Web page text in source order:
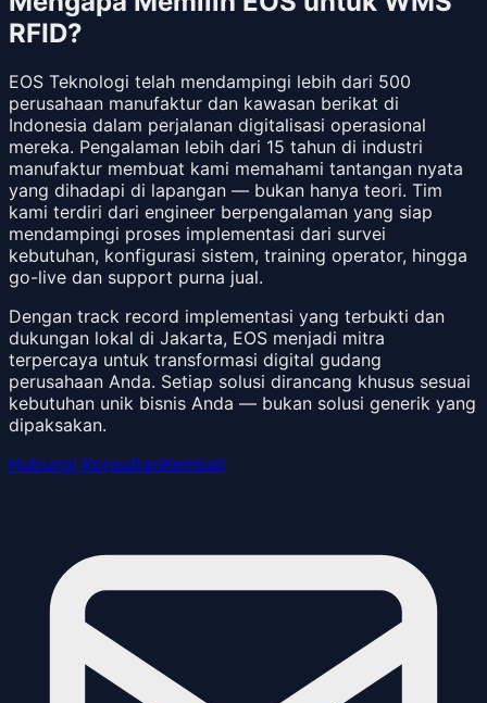
RFID?
EOS Teknologi telah mendampingi lebih dari 500
perusahaan manufaktur dan kawasan berikat di
Indonesia dalam perjalanan digitalisasi operasional
mereka. Pengalaman lebih dari 15 tahun di industri
manufaktur membuat kami memahami tantangan nyata
yang dihadapi di lapangan — bukan hanya teori. Tim
kami terdiri dari engineer berpengalaman yang siap
mendampingi proses implementasi dari survei
kebutuhan, konfigurasi sistem, training operator, hingga
go-live dan support purna jual.
Dengan track record implementasi yang terbukti dan
dukungan lokal di Jakarta, EOS menjadi mitra
terpercaya untuk transformasi digital gudang
perusahaan Anda. Setiap solusi dirancang khusus sesuai
kebutuhan unik bisnis Anda — bukan solusi generik yang
dipaksakan.
Hubungi KonsultanKembali